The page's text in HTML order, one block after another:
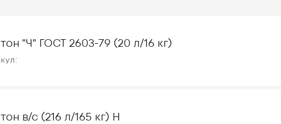
"Ч" ГОСТ 2603-79 (20 л/16 кг)
в/с (216 л/165 кг) Н